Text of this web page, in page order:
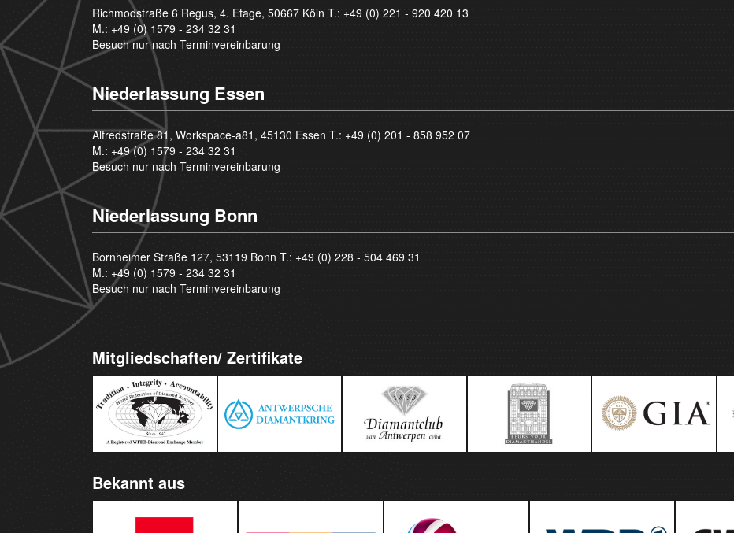
Richmodstraße 6 Regus, 4. Etage, 50667 Köln T.: +49 (0) 221 - 920 420 13
M.: +49 (0) 1579 - 234 32 31
Besuch nur nach Terminvereinbarung
Niederlassung Essen
Alfredstraße 81, Workspace-a81, 45130 Essen T.: +49 (0) 201 - 858 952 07
M.: +49 (0) 1579 - 234 32 31
Besuch nur nach Terminvereinbarung
Niederlassung Bonn
Bornheimer Straße 127, 53119 Bonn T.: +49 (0) 228 - 504 469 31
M.: +49 (0) 1579 - 234 32 31
Besuch nur nach Terminvereinbarung
Mitgliedschaften/ Zertifikate
Bekannt aus